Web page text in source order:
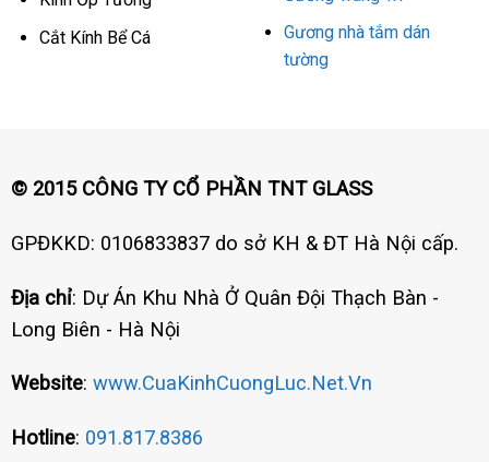
Cắt Kính Bể Cá
Gương nhà tắm dán
tường
© 2015 CÔNG TY CỔ PHẦN TNT GLASS
GPĐKKD: 0106833837 do sở KH & ĐT Hà Nội cấp.
Địa chỉ: Dự Án Khu Nhà Ở Quân Đội Thạch Bàn -
Long Biên - Hà Nội
Website: www.CuaKinhCuongLuc.Net.Vn
Hotline: 091.817.8386